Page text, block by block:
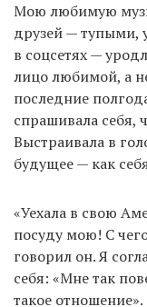
Мою любимую
друзей — тупыми,
в соцсетях —
лицо любимой, а
последние
спрашивала себя,
Выстраивала в
будущее — как
«Уехала в свою
посуду мою! С
говорил он. Я
себя: «Мне так
такое отношение».